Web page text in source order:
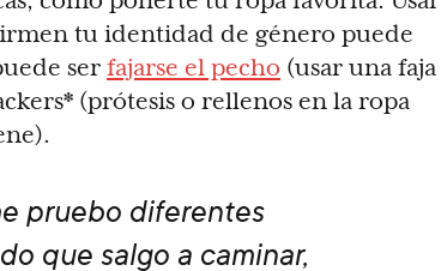
tu identidad de género puede
ser fajarse el pecho (usar una faja
(prótesis o rellenos en la ropa
pruebo diferentes
que salgo a caminar,